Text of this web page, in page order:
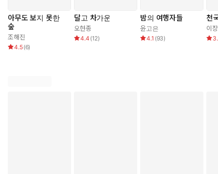
아무도 보지 못한
숲
조해진
4.5(6)
달고 차가운
오현종
4.4 (12)
밤의 여행자들
윤고은
4.1 (93)
천
이